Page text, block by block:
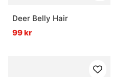
Deer Belly Hair
99 kr